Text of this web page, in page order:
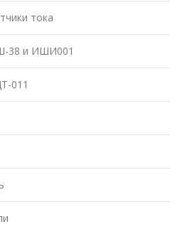
тока
38 и ИШИ001
011